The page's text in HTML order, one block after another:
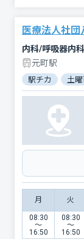
医療法人社団
内科/呼吸器内
元町駅
駅チカ 土
月 火
08:30
〜
16:50
08:30
〜
16:50